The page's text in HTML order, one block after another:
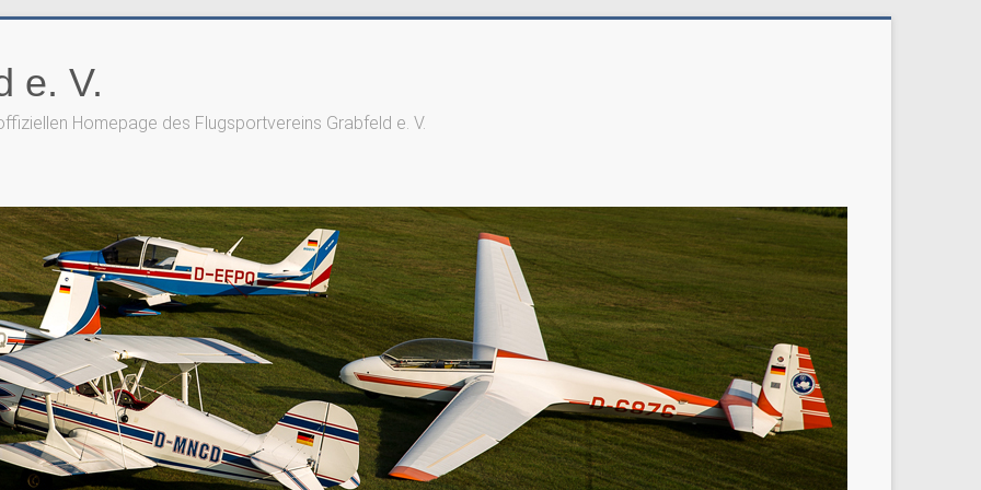
e. V.
Homepage des Flugsportvereins Grabfeld e. V.